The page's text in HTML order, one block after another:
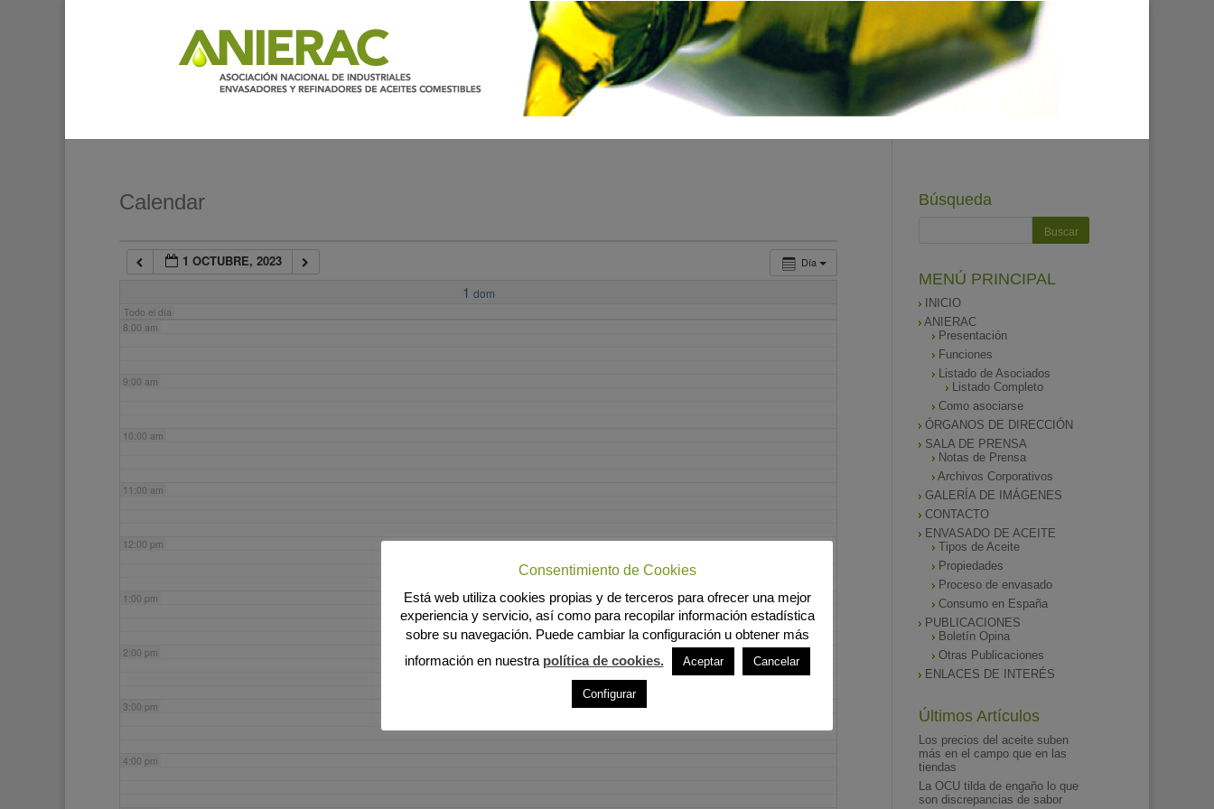
Calendar
Día
1 OCTUBRE, 2023
1 dom
Todo el día
7:00 am
8:00 am
9:00 am
10:00 am
11:00 am
12:00 pm
1:00 pm
2:00 pm
3:00 pm
4:00 pm
Búsqueda
MENÚ PRINCIPAL
INICIO
ANIERAC
Presentación
Funciones
Listado de Asociados
Listado Completo
Como asociarse
ÓRGANOS DE DIRECCIÓN
SALA DE PRENSA
Notas de Prensa
Archivos Corporativos
GALERÍA DE IMÁGENES
CONTACTO
ENVASADO DE ACEITE
Tipos de Aceite
Propiedades
Proceso de envasado
Consumo en España
PUBLICACIONES
Boletín Opina
Otras Publicaciones
ENLACES DE INTERÉS
Últimos Artículos
Los precios del aceite suben
más en el campo que en las
tiendas
La OCU tilda de engaño lo que
son discrepancias de sabor
Consentimiento de Cookies
Está web utiliza cookies propias y de terceros para ofrecer una mejor
experiencia y servicio, así como para recopilar información estadística
sobre su navegación. Puede cambiar la configuración u obtener más
información en nuestra política de cookies. Aceptar Cancelar
Configurar